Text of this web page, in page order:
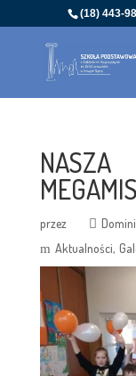
(18) 443-
przez
Aktualności